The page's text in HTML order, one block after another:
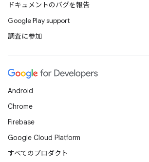
ドキュメントのバグを報告
Google Play support
調査に参加
Android
Chrome
Firebase
Google Cloud Platform
すべてのプロダクト